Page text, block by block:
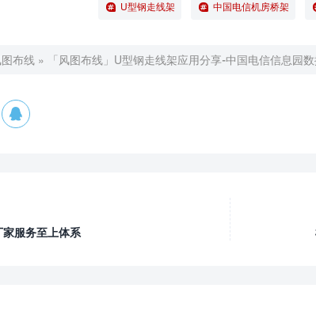
U型钢走线架 中国电信机房桥架
图布线 » 「风图布线」U型钢走线架应用分享-中国电信信息园
服务至上体系